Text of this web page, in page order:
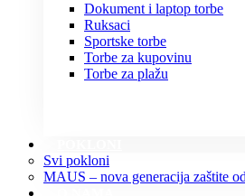
Dokument i laptop torbe
Ruksaci
Sportske torbe
Torbe za kupovinu
Torbe za plažu
Svi pokloni
MAUS – nova generacija zaštite